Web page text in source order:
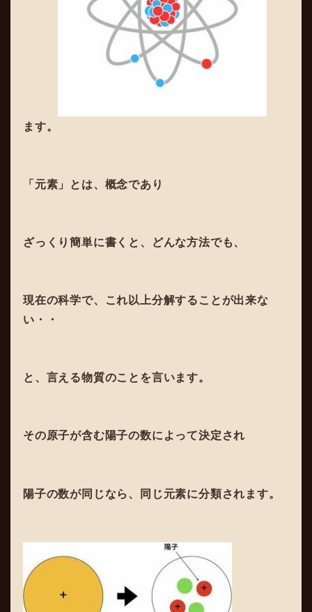
ます。
「元素」とは、概念であり
ざっくり簡単に書くと、どんな方法でも、
現在の科学で、これ以上分解することが出来な
い・・
と、言える物質のことを言います。
その原子が含む陽子の数によって決定され
陽子の数が同じなら、同じ元素に分類されます。